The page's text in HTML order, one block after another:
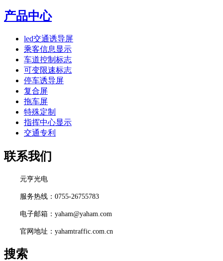
产品中心
led交通诱导屏
乘客信息显示
车道控制标志
可变限速标志
停车诱导屏
复合屏
拖车屏
特殊定制
指挥中心显示
交通专利
联系我们
元亨光电
服务热线：0755-26755783
电子邮箱：yaham@yaham.com
官网地址：yahamtraffic.com.cn
搜索